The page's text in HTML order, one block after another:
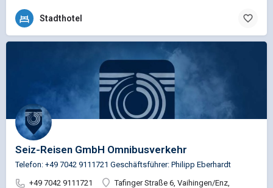
Stadthotel
Seiz-Reisen GmbH Omnibusverkehr
Telefon: +49 7042 9111721 Geschäftsführer: Philipp Eberhardt
+49 7042 9111721
Tafinger Straße 6, Vaihingen/Enz,